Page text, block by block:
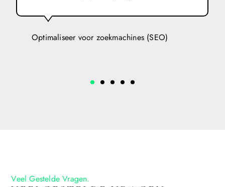
Optimaliseer voor zoekmachines (SEO)
Veel Gestelde Vragen.